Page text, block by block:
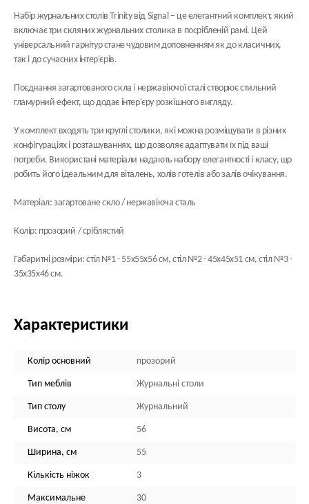
Набір журнальних столів Trinity від Signal – це елегантний комплект, який
включає три скляних журнальних столика в посрібленій рамі. Цей
універсальний гарнітур стане чудовим доповненням як до класичних,
так і до сучасних інтер'єрів.
Поєднання загартованого скла і нержавіючої сталі створює стильний
гламурний ефект, що додає інтер'єру розкішного вигляду.
У комплект входять три круглі столики, які можна розміщувати в різних
конфігураціях і розташуваннях, що дозволяє адаптувати їх під ваші
потреби. Використані матеріали надають набору елегантності і класу, що
робить його ідеальним для віталень, холів готелів або залів очікування.
Матеріал: загартоване скло / нержавіюча сталь
Колір: прозорий / сріблястий
Габаритні розміри: стіл №1 - 55х55х56 см, стіл №2 - 45х45х51 см, стіл №3 -
35х35х46 см.
Характеристики
Колір основний прозорий
Тип меблів Журнальні столи
Тип столу Журнальний
Висота, см 56
Ширина, см 55
Кількість ніжок 3
Максимальне
30